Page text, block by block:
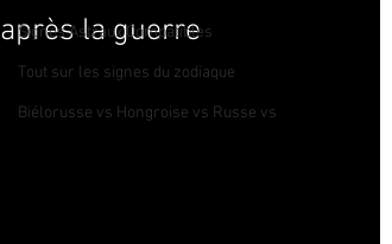
Signes Astraux Compatibles
Tout sur les signes du zodiaque
Biélorusse vs Hongroise vs Russe vs
après la guerre